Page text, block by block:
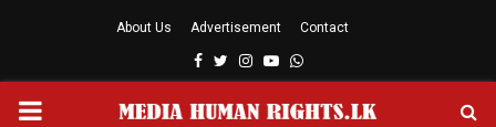
About Us Advertisement Contact
Facebook
TwitterInstagram
YoutubeWhatsapp
PRIMARY